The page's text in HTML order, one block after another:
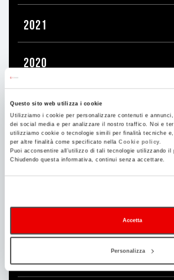
Questo sito web utilizza i cookie
Utilizziamo i cookie per personalizzare contenuti e
dei social media e per analizzare il nostro traffico. Noi e
utilizziamo cookie o tecnologie simili per finalità tecniche
per altre finalità come specificato nellaCookie policy.
Puoi acconsentire all’utilizzo di tali tecnologie utilizzando il
Chiudendo questa informativa, continui senza accettare.
Accetta
Personalizza
2021
2020
2019
DICEMBRE
NOVEMBRE
LUGLIO